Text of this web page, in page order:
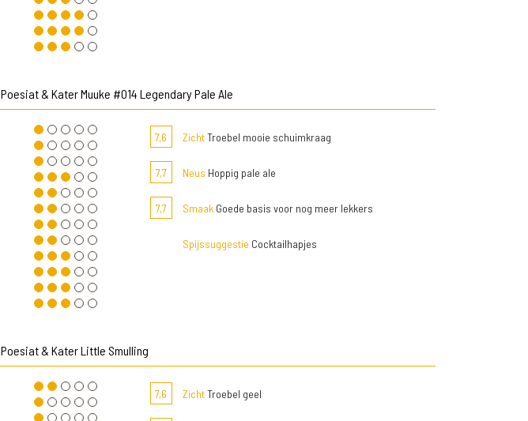
Poesiat & Kater Muuke #014 Legendary Pale Ale
7,6 ZichtTroebel mooie schuimkraag
7,7 Neus Hoppig pale ale
7,7 SmaakGoede basis voor nog meer lekkers
Spijssuggestie Cocktailhapjes
Poesiat & Kater Little Smulling
7,6 ZichtTroebel geel